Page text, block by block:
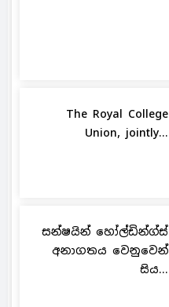
The Royal College
Union, jointly...
සන්ෂයින් හෝල්ඩින්ග්ස්
අනාගතය වෙනුවෙන්
සිය...